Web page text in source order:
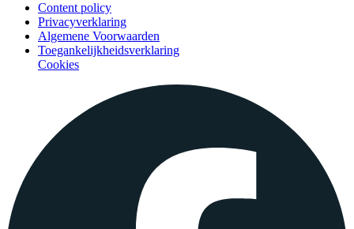
Content policy
Privacyverklaring
Algemene Voorwaarden
Toegankelijkheidsverklaring
Cookies